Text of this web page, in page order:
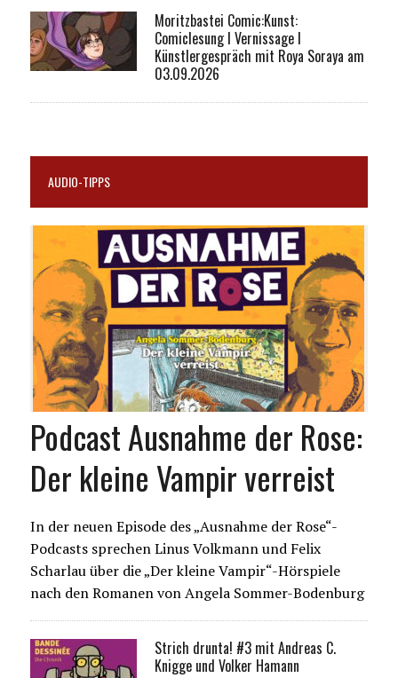
Moritzbastei Comic:Kunst:
Comiclesung I Vernissage I
Künstlergespräch mit Roya Soraya am
03.09.2026
AUDIO-TIPPS
Podcast Ausnahme der Rose:
Der kleine Vampir verreist
In der neuen Episode des „Ausnahme der Rose“-
Podcasts sprechen Linus Volkmann und Felix
Scharlau über die „Der kleine Vampir“-Hörspiele
nach den Romanen von Angela Sommer-Bodenburg
Strich drunta! #3 mit Andreas C.
Knigge und Volker Hamann